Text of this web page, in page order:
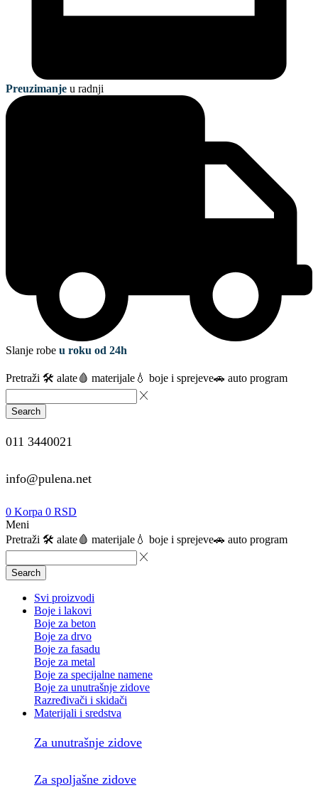
Preuzimanje u radnji
Slanje robe u roku od 24h
Pretraži 🛠️ alate🩸 materijale 💧 boje i sprejeve🚗 auto program
Search
011 3440021
info@pulena.net
0 Korpa 0 RSD
Meni
Pretraži 🛠️ alate🩸 materijale 💧 boje i sprejeve🚗 auto program
Search
Svi proizvodi
Boje i lakovi
Boje za beton
Boje za drvo
Boje za fasadu
Boje za metal
Boje za specijalne namene
Boje za unutrašnje zidove
Razređivači i skidači
Materijali i sredstva
Za unutrašnje zidove
Za spoljašne zidove